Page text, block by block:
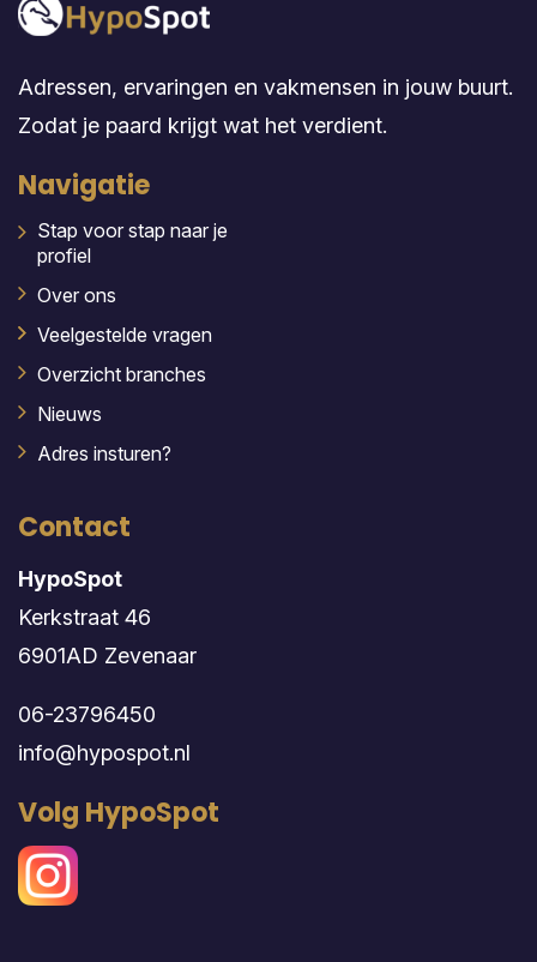
Adressen, ervaringen en vakmensen in jouw buurt.
Zodat je paard krijgt wat het verdient.
Navigatie
Stap voor stap naar je
profiel
Over ons
Veelgestelde vragen
Overzicht branches
Nieuws
Adres insturen?
Contact
HypoSpot
Kerkstraat 46
6901AD Zevenaar
06-23796450
info@hypospot.nl
Volg HypoSpot